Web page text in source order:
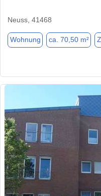
Neuss, 41468
Wohnung ca. 70,50 m²